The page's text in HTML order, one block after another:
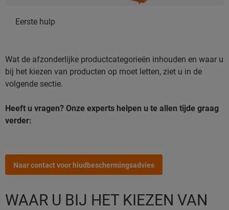
Eerste hulp
Wat de afzonderlijke productcategorieën inhouden en waar u
bij het kiezen van producten op moet letten, ziet u in de
volgende sectie.
Heeft u vragen? Onze experts helpen u te allen tijde graag
verder:
Naar contact voor hiudbeschermingsadvies
WAAR U BIJ HET KIEZEN VAN